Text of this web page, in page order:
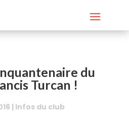
du
Turcan !
| Infos du club